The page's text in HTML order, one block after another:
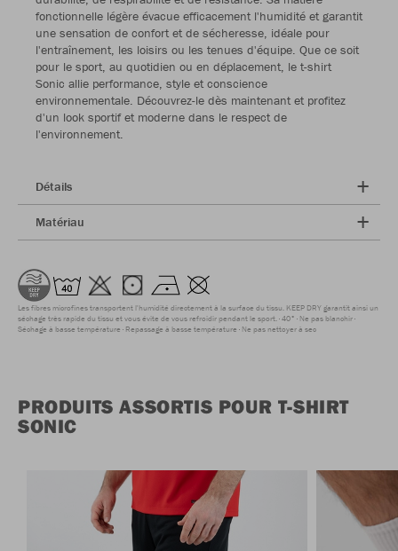
fonctionnelle légère évacue efficacement l'humidité et garantit
une sensation de confort et de sécheresse, idéale pour
l'entraînement, les loisirs ou les tenues d'équipe. Que ce soit
pour le sport, au quotidien ou en déplacement, le t-shirt
Sonic allie performance, style et conscience
environnementale. Découvrez-le dès maintenant et profitez
d'un look sportif et moderne dans le respect de
l'environnement.
Détails
Matériau
Les fibres microfines transportent l'humidité directement à la surface du tissu. KEEP DRY garantit ainsi un
séchage très rapide du tissu et vous évite de vous refroidir pendant le sport. 40° Ne pas blanchir
Séchage à basse température Repassage à basse température Ne pas nettoyer à sec
PRODUITS ASSORTIS POUR T-SHIRT
SONIC